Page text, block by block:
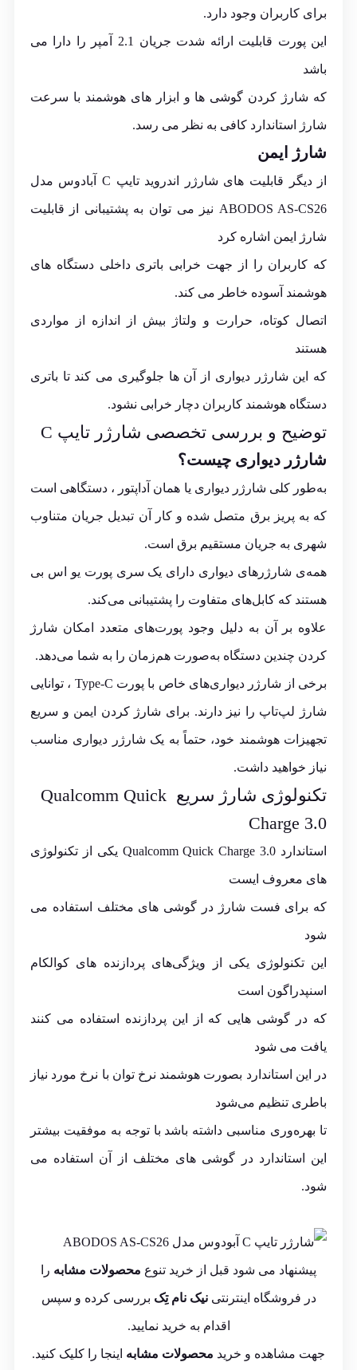
برای کاربران وجود دارد.
این پورت قابلیت ارائه شدت جریان 2.1 آمپر را دارا می
باشد
که شارژ کردن گوشی ها و ابزار های هوشمند با سرعت
شارژ استاندارد کافی به نظر می رسد.
شارژ ایمن
از دیگر قابلیت های شارژر اندروید تایپ C آبادوس مدل
ABODOS AS-CS26 نیز می توان به پشتیبانی از قابلیت
شارژ ایمن اشاره کرد
که کاربران را از جهت خرابی باتری داخلی دستگاه های
هوشمند آسوده خاطر می کند.
اتصال کوتاه، حرارت و ولتاژ بیش از اندازه از مواردی
هستند
که این شارژر دیواری از آن ها جلوگیری می کند تا باتری
دستگاه هوشمند کاربران دچار خرابی نشود.
توضیح و بررسی تخصصی شارژر تایپ C
شارژر دیواری چیست؟
به‌طور کلی شارژر دیواری یا همان آداپتور ، دستگاهی است
که به پریز برق متصل شده و کار آن تبدیل جریان متناوب
شهری به جریان مستقیم برق است.
همه‌ی شارژرهای دیواری دارای یک سری پورت یو اس بی
هستند که کابل‌های متفاوت را پشتیبانی می‌کند.
علاوه بر آن به دلیل وجود پورت‌های متعدد امکان شارژ
کردن چندین دستگاه به‌صورت هم‌زمان را به شما می‌دهد.
برخی از شارژر دیواری‌های خاص با پورت Type-C ، توانایی
شارژ لپ‌تاپ را نیز دارند. برای شارژ کردن ایمن و سریع
تجهیزات هوشمند خود، حتماً به یک شارژر دیواری مناسب
نیاز خواهید داشت.
تکنولوژی شارژ سریع Qualcomm Quick
Charge 3.0
استاندارد Qualcomm Quick Charge 3.0 یکی از تکنولوژی
های معروف ایست
که برای فست شارژ در گوشی های مختلف استفاده می
شود
این تکنولوژی یکی از ویژگی‌های پردازنده های کوالکام
اسنپدراگون است
که در گوشی هایی که از این پردازنده استفاده می کنند
یافت می شود
در این استاندارد بصورت هوشمند نرخ توان با نرخ مورد نیاز
باطری تنظیم می‌شود
تا بهره‌وری مناسبی داشته باشد با توجه به موفقیت بیشتر
این استاندارد در گوشی های مختلف از آن استفاده می
شود.
پیشنهاد می شود قبل از خرید تنوع محصولات مشابه را
در فروشگاه اینترنتینیک نام تِک بررسی کرده و سپس
اقدام به خرید نمایید.
جهت مشاهده و خرید محصولات مشابه اینجا را کلیک کنید.